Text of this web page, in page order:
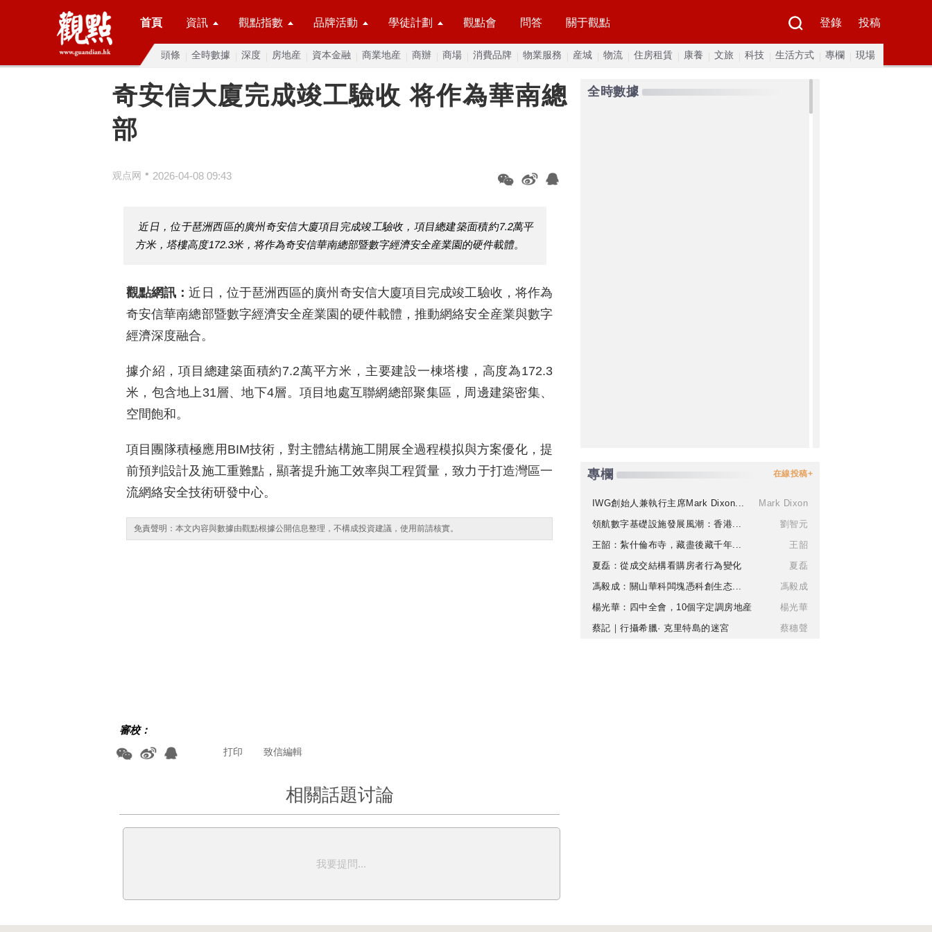
首頁 資訊 觀點指數 品牌活動 學徒計劃 觀點會 問答 關于觀點 登錄 投稿
頭條 全時數據 深度 房地産 資本金融 商業地産 商辦 商場 消費品牌 物業服務 産城 物流 住房租賃 康養 文旅 科技 生活方式 專欄 現場
奇安信大廈完成竣工驗收 将作為華南總
部
观点网 • 2026-04-08 09:43
近日，位于琶洲西區的廣州奇安信大廈項目完成竣工驗收，項目總建築面積約7.2萬平
方米，塔樓高度172.3米，将作為奇安信華南總部暨數字經濟安全産業園的硬件載體。
觀點網訊：近日，位于琶洲西區的廣州奇安信大廈項目完成竣工驗收，将作為
奇安信華南總部暨數字經濟安全産業園的硬件載體，推動網絡安全産業與數字
經濟深度融合。
據介紹，項目總建築面積約7.2萬平方米，主要建設一棟塔樓，高度為172.3
米，包含地上31層、地下4層。項目地處互聯網總部聚集區，周邊建築密集、
空間飽和。
項目團隊積極應用BIM技術，對主體結構施工開展全過程模拟與方案優化，提
前預判設計及施工重難點，顯著提升施工效率與工程質量，致力于打造灣區一
流網絡安全技術研發中心。
免責聲明：本文内容與數據由觀點根據公開信息整理，不構成投資建議，使用前請核實。
審校：
致信編輯
打印
相關話題讨論
我要提問...
全時數據
專欄 在線投稿+
IWG創始人兼執行主席Mark Dixon...
Mark Dixon
領航數字基礎設施發展風潮：香港...
劉智元
王韶：紮什倫布寺，藏盡後藏千年...
王韶
夏磊：從成交結構看購房者行為變化
夏磊
馮毅成：關山華科闆塊憑科創生态...
馮毅成
楊光華：四中全會，10個字定調房地産
楊光華
蔡記｜行攝希臘· 克里特島的迷宮
蔡穗聲